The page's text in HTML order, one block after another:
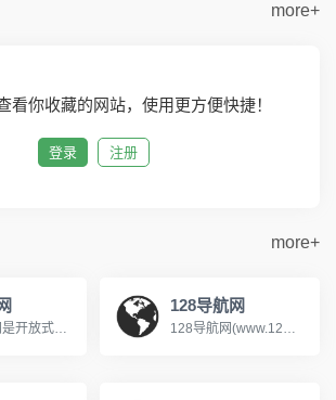
more+
看你收藏的网站，使用更方便快捷！
登录 注册
more+
中国友链网是开放式网站分类目录，收录国内外、各行业优秀网站，旨在为用户提供网站分类目录检索、优秀网站参考、网站推广服务，在中国友链网推广您的网站，提供网站收录服务，网站推广，友情链接分享
128导航网
128导航网(www.128dh.cn)分类目录，免费收录各行业优秀站点，为广大网友提供参考，致力成为站长推广网站的首选，用户自主提交，再由我们编辑、审核，形成网站索引，通过网站目录进行分类检索和关键词检索，魔司收录网努力打造互动新颖的高权重网站收录平台。